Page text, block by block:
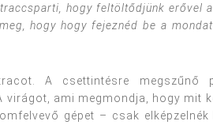
hogy feltöltődjünk erővel
hogy hogy fejeznéd be a
A csettintésre megszűnő
virágot, ami megmondja, hogy mit
gépet – csak